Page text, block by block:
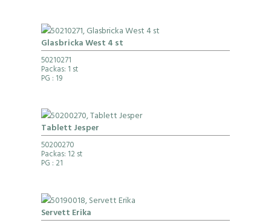
Glasbricka West 4 st
50210271
Packas: 1 st
PG : 19
Tablett Jesper
50200270
Packas: 12 st
PG : 21
Servett Erika